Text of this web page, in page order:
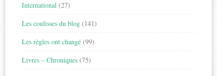
International (27)
Les coulisses du blog (141)
Les règles ont changé (99)
Livres – Chroniques (75)